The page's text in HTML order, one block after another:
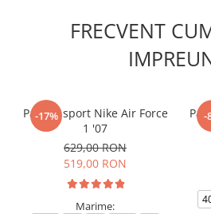
FRECVENT
-17%
Pantofi sport Nike Air Force
1 '07
629,00 RON
519,00 RON
Marime:
-